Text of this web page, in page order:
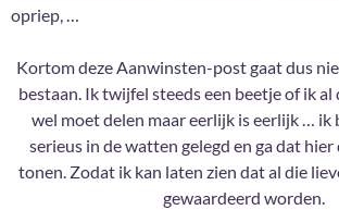
opriep, …
Kortom deze Aanwinsten-post gaat dus
bestaan. Ik twijfel steeds een beetje of ik
wel moet delen maar eerlijk is eerlijk … ik
serieus in de watten gelegd en ga dat
tonen. Zodat ik kan laten zien dat al die
gewaardeerd worden.